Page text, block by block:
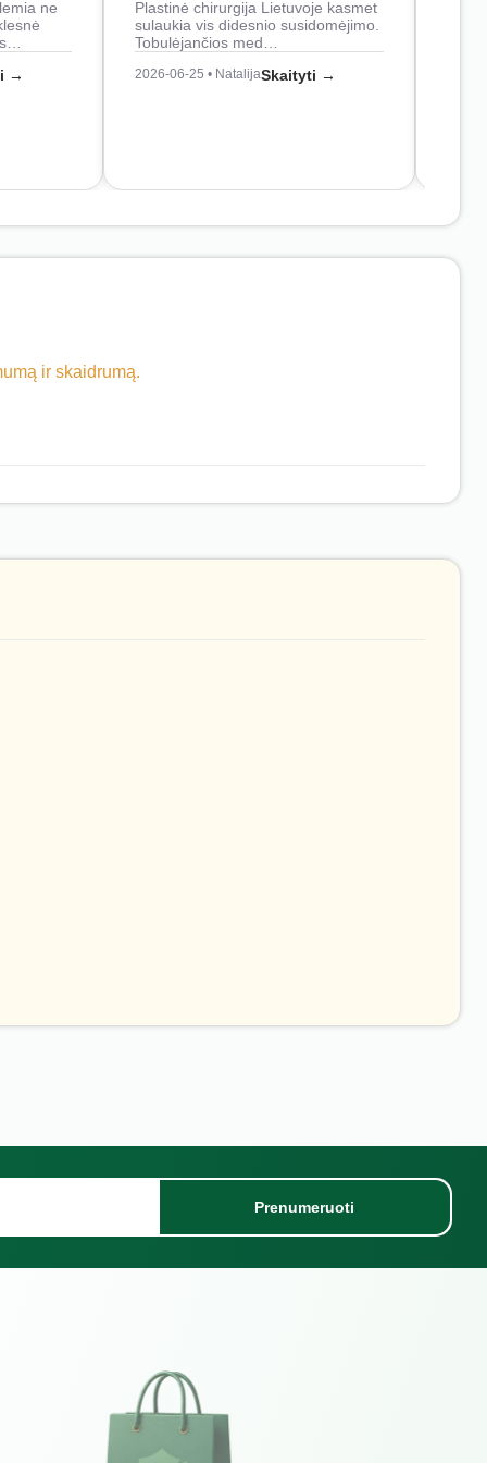
ne
→
Plastinė chirurgija Lietuvoje kasmet
sulaukia vis didesnio susidomėjimo.
Tobulėjančios med…
2026-06-25 • NatalijaSkaityti →
ir skaidrumą.
Prenumeruoti